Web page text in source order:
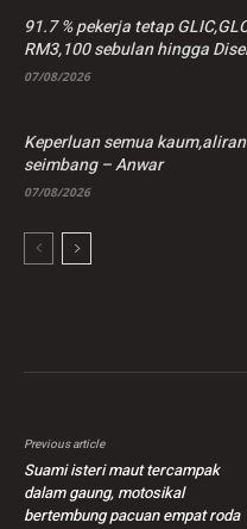
91.7 % pekerja tetap
RM3,100 sebulan hingga
07/08/2026
Keperluan semua
seimbang – Anwar
07/08/2026
Previous article
Suami isteri maut tercampak
dalam gaung, motosikal
bertembung pacuan empat roda